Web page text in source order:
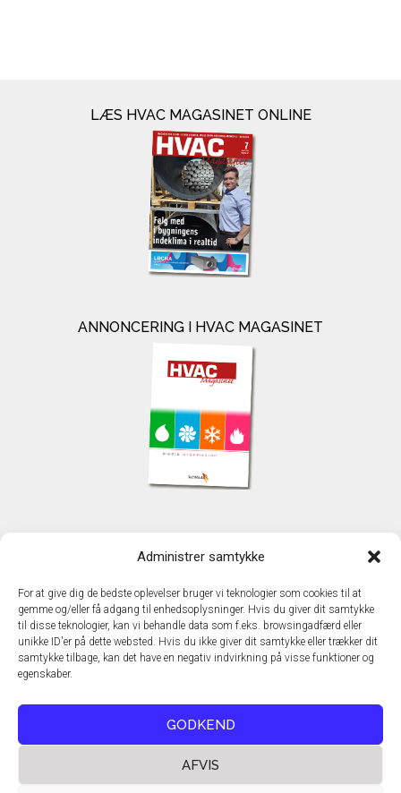
Administrer samtykke
For at give dig de bedste oplevelser bruger vi teknologier som cookies til at
gemme og/eller få adgang til enhedsoplysninger. Hvis du giver dit samtykke
til disse teknologier, kan vi behandle data som f.eks. browsingadfærd eller
unikke ID'er på dette websted. Hvis du ikke giver dit samtykke eller trækker dit
samtykke tilbage, kan det have en negativ indvirkning på visse funktioner og
egenskaber.
GODKEND
AFVIS
LÆS HVAC MAGASINET ONLINE
ANNONCERING I HVAC MAGASINET
TechMedia A/S
DK - 2600 Glostrup
www.techmedia.dk
Telefon: +45 43 24 26 28
E-mail:info@techmedia.dk